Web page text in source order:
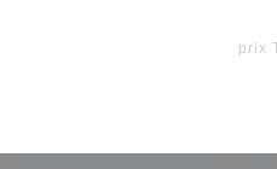
prix